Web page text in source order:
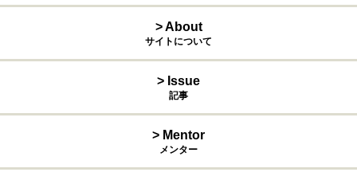
> About
サイトについて
> Issue
記事
> Mentor
メンター